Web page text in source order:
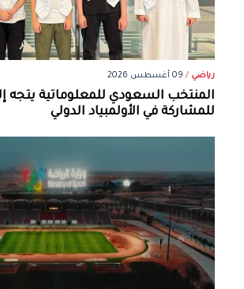
رياضي / 09 أغسطس 2026
المنتخب السعودي للمعلوماتية يتجه
للمشاركة في الأولمبياد الدولي